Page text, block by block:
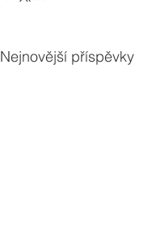
Nejnovější příspěvky